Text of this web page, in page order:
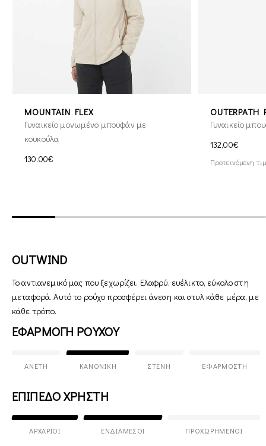
MOUNTAIN FLEX
Γυναικείο μονωμένο μπουφάν με
κουκούλα
130,00€
OUTERPATH
Γυναικείο
132,00€
Προτεινόμενη
OUTWIND
Το αντιανεμικό μας που ξεχωρίζει. Ελαφρύ, ευέλικτο, εύκολο στη
μεταφορά. Αυτό το ρούχο προσφέρει άνεση και στυλ κάθε μέρα, με
κάθε τρόπο.
ΕΦΑΡΜΟΓΗ ΡΟΥΧΟΥ
ΆΝΕΤΗ ΚΑΝΟΝΙΚΉ ΣΤΕΝΉ ΕΦΑΡΜΟΣΤΉ
ΕΠΙΠΕΔΟ ΧΡΗΣΤΗ
ΑΡΧΆΡΙΟΙ ΕΝΔΙΆΜΕΣΟΙ ΠΡΟΧΩΡΗΜΈΝΟΙ